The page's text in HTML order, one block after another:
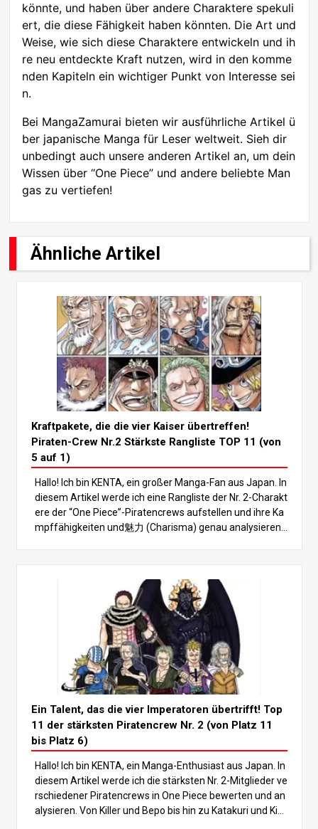
könnte, und haben über andere Charaktere spekuli
ert, die diese Fähigkeit haben könnten. Die Art und
Weise, wie sich diese Charaktere entwickeln und ih
re neu entdeckte Kraft nutzen, wird in den komme
nden Kapiteln ein wichtiger Punkt von Interesse sei
n.
Bei MangaZamurai bieten wir ausführliche Artikel ü
ber japanische Manga für Leser weltweit. Sieh dir
unbedingt auch unsere anderen Artikel an, um dein
Wissen über “One Piece” und andere beliebte Man
gas zu vertiefen!
Ähnliche Artikel
Kraftpakete, die die vier Kaiser übertreffen!
Piraten-Crew Nr.2 Stärkste Rangliste TOP 11 (von
5 auf 1)
Hallo! Ich bin KENTA, ein großer Manga-Fan aus Japan. In
diesem Artikel werde ich eine Rangliste der Nr. 2-Charakt
ere der “One Piece”-Piratencrews aufstellen und ihre Ka
mpffähigkeiten und魅力 (Charisma) genau analysieren.
Welt von “One Piece” gibt es viele mächtige Charaktere,
aber die Nummer 2 der Piratencrews zeichnet sich beso
nders durch ihre immensen Kampffähigkeiten aus. Dies
e Charaktere entsprechen oft der Stärke ihres Kapitäns,
der in der Regel zu den stärksten Figuren wie den Vier Ka
isern oder den Sieben Kriegsherren der See gehört und e
ine wichtige Rolle für den Fortgang der Geschichte spielt.
In diesem Artikel befassen wir uns mit den stärksten Ch
arakteren der Nr. 2 und stellen die TOP 11 vor. Analysiere
n wir den Kampfstil und die Eigenschaften jedes einzeln
en, um herauszufinden, wer der Stärkste ist! Los geht’s
mit der Rangliste! Das solltet ihr nicht verpassen! 5. Plat
z: Sabo Sabo, die Nr. 2 der Revolutionsarmee, ist bekann
t als Luffys und Aces eingeschworener Bruder. Seine St
ärke liegt in seinem Allround-Kampfstil, bei dem er Kam
pfkünste, Waffen-Haki und die Kräfte der Mera Mera no
Ein Talent, das die vier Imperatoren übertrifft! Top
11 der stärksten Piratencrew Nr. 2 (von Platz 11
bis Platz 6)
Hallo! Ich bin KENTA, ein Manga-Enthusiast aus Japan. In
diesem Artikel werde ich die stärksten Nr. 2-Mitglieder ve
rschiedener Piratencrews in One Piece bewerten und an
alysieren. Von Killer und Bepo bis hin zu Katakuri und Kin